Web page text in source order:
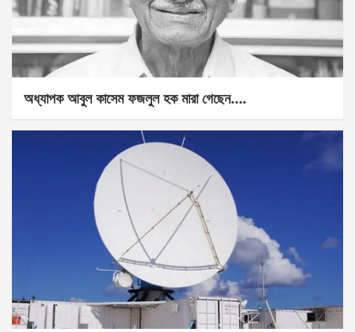
অধ্যাপক আবুল কাসেম ফজলুল হক মারা গেছেন….